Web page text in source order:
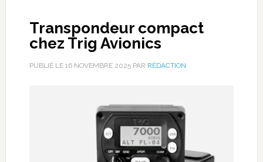
Transpondeur compact
chez Trig Avionics
PUBLIÉ LE 16 NOVEMBRE 2025PAR RÉDACTION